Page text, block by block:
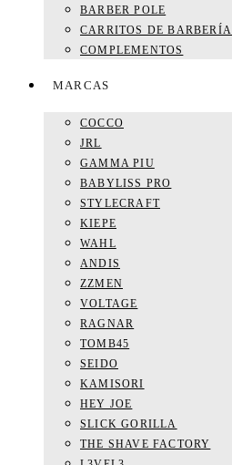
BARBER POLE
CARRITOS DE BARBERÍA
COMPLEMENTOS
MARCAS
COCCO
JRL
GAMMA PIU
BABYLISS PRO
STYLECRAFT
KIEPE
WAHL
ANDIS
ZZMEN
VOLTAGE
RAGNAR
TOMB45
SEIDO
KAMISORI
HEY JOE
SLICK GORILLA
THE SHAVE FACTORY